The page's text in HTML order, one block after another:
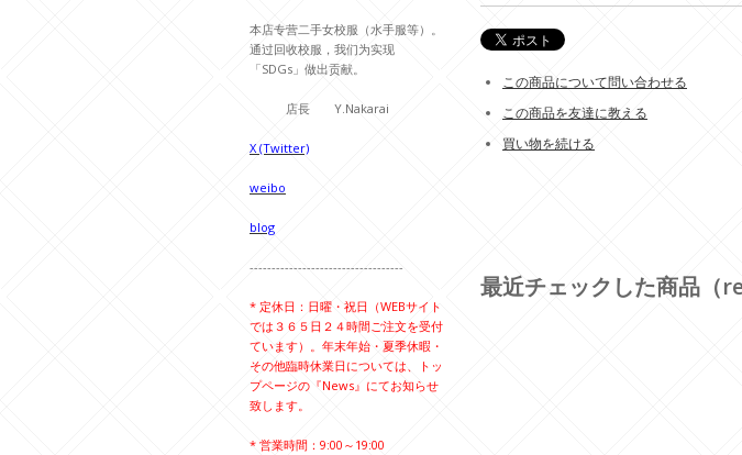
この商品について問い合わせる
この商品を友達に教える
買い物を続ける
最近チェックした商品（
本店专营二手女校服（水手服等）。
通过回收校服，我们为实现
「SDGs」做出贡献。
店長 Y.Nakarai
X (Twitter)
weibo
blog
-----------------------------------
* 定休日：日曜・祝日（WEBサイト
では３６５日２４時間ご注文を受付
ています）。年末年始・夏季休暇・
その他臨時休業日については、トッ
プページの『News』にてお知らせ
致します。
* 営業時間：9:00～19:00